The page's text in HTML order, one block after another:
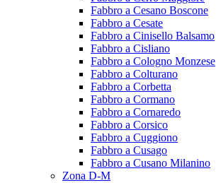
Fabbro a Cesano Boscone
Fabbro a Cesate
Fabbro a Cinisello Balsamo
Fabbro a Cisliano
Fabbro a Cologno Monzese
Fabbro a Colturano
Fabbro a Corbetta
Fabbro a Cormano
Fabbro a Cornaredo
Fabbro a Corsico
Fabbro a Cuggiono
Fabbro a Cusago
Fabbro a Cusano Milanino
Zona D-M